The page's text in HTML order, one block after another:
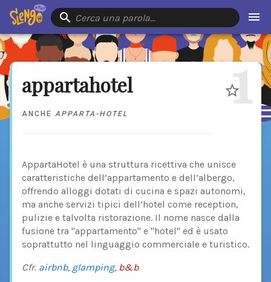
Cerca una parola…
appartahotel
ANCHE APPARTA-HOTEL 1
AppartaHotel è una struttura ricettiva che unisce
caratteristiche dell’appartamento e dell’albergo,
offrendo alloggi dotati di cucina e spazi autonomi,
ma anche servizi tipici dell’hotel come reception,
pulizie e talvolta ristorazione. Il nome nasce dalla
fusione tra "appartamento" e "hotel" ed è usato
soprattutto nel linguaggio commerciale e turistico.
Cfr. airbnb, glamping, b&b